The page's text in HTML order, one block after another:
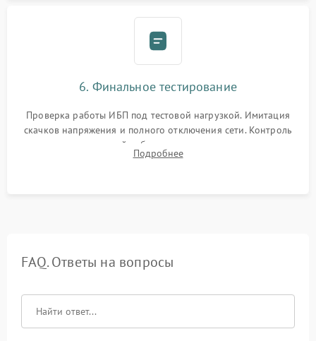
6. Финальное тестирование
Проверка работы ИБП под тестовой нагрузкой. Имитация
скачков напряжения и полного отключения сети. Контроль
времени автономной работы, температурного режима и
корректности формы выходного сигнала.
Подробнее
FAQ. Ответы на вопросы